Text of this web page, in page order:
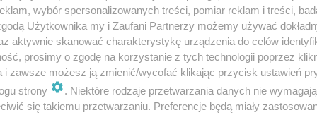
poruszyła serca mieszkańców Brzezin w
robiła wszystko, by zebrać pieniądze na
roku została poszkodowana w innym wypadku.
w gminie Szczerców (powiat bełchatowski) ich auto
na miejscu. Ksenię przetransportowano do
wybór spersonalizowanych treści, pomiar reklam i treści,
Użytkownika my i Zaufani Partnerzy możemy używać
aktywnie skanować charakterystykę urządzenia do celów
prosimy o zgodę na korzystanie z tych technologii poprzez
i zawsze możesz ją zmienić/wycofać klikając przycisk ustawień
strony
. Niektóre rodzaje przetwarzania danych nie
się takiemu przetwarzaniu. Preferencje będą miały